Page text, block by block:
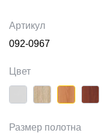
Артикул
092-0967
Цвет
Размер полотна